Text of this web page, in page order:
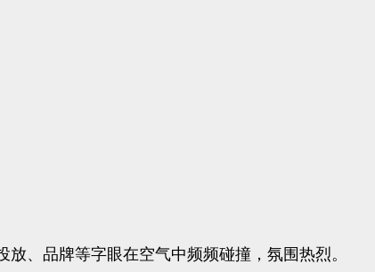
、品牌等字眼在空气中频频碰撞，氛围热烈。